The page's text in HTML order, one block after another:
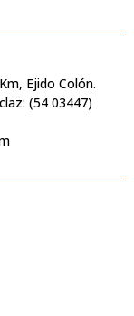
Ejido Colón.
(54 03447)